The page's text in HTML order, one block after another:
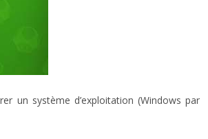
un système d’exploitation (Windows par